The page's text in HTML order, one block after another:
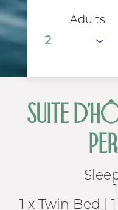
Adults
SUITE
1 x Twin Bed